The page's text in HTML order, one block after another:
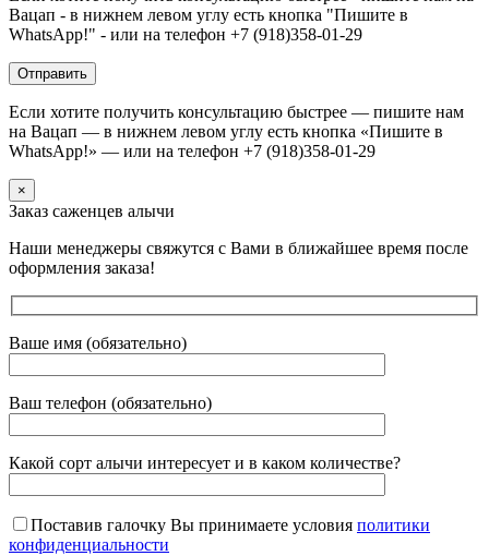
Вацап - в нижнем левом углу есть кнопка "Пишите в
WhatsApp!" - или на телефон +7 (918)358-01-29
Если хотите получить консультацию быстрее — пишите нам
на Вацап — в нижнем левом углу есть кнопка «Пишите в
WhatsApp!» — или на телефон +7 (918)358-01-29
×
Заказ саженцев алычи
Наши менеджеры свяжутся с Вами в ближайшее время после
оформления заказа!
Ваше имя (обязательно)
Ваш телефон (обязательно)
Какой сорт алычи интересует и в каком количестве?
Поставив галочку Вы принимаете условия политики
конфиденциальности